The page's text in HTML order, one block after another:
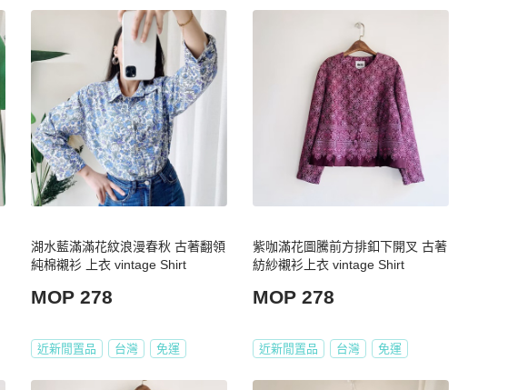
湖水藍滿滿花紋浪漫春秋 古著翻領
純棉襯衫 上衣 vintage Shirt
MOP 278
近新閒置品 台灣 免運
紫咖滿花圖騰前方排釦下開叉 古著
紡紗襯衫上衣 vintage Shirt
MOP 278
近新閒置品 台灣 免運